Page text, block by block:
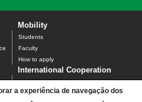
Mobility
Students
Faculty
How to apply
International Cooperation
Science without Borders
Santander Universities
a experiência de navegação dos